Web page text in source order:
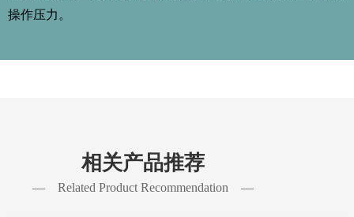
相关产品推荐
— Related Product Recommendation —
操作压力。